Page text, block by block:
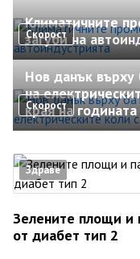
Скорост
Климатичните
загуби на
Скорост
Нов данък върху
на
края на годината
Здраве
Зелените площи и
от диабет тип 2